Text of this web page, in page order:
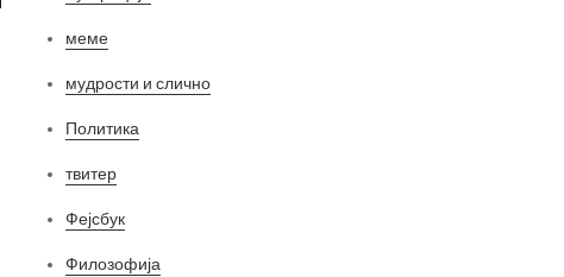
меме
мудрости и слично
Политика
твитер
Фејсбук
Филозофија